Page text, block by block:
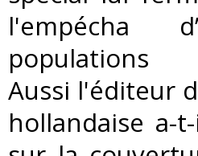
l'empécha
populations
Aussi l'éditeur
hollandaise a-